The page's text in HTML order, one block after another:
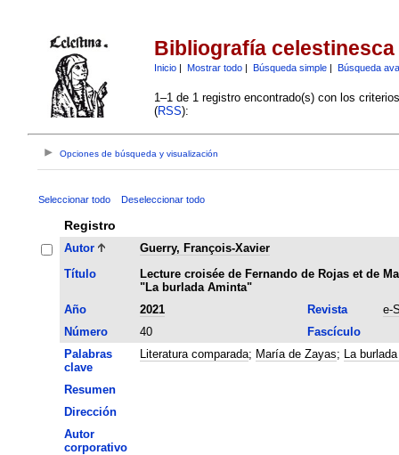
Bibliografía celestinesca
Inicio| Mostrar todo| Búsqueda simple| Búsqueda
1–1 de 1 registro encontrado(s) con los
(RSS):
Opciones de búsqueda y visualización
Seleccionar todo Deseleccionar todo
Registro
Autor
Guerry, François-Xavier
Título
Lecture croisée de Fernando de Rojas et de
"La burlada Aminta"
Año
2021 Revista
e-
Número
40
Fascículo
Palabras
clave
Literatura comparada; María de Zayas; La
Resumen
Dirección
Autor
corporativo